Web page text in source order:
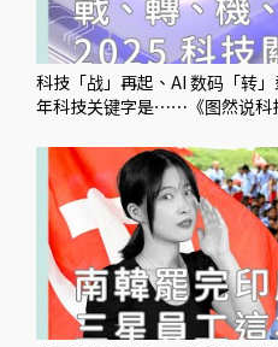
科技「战」再起、AI 数码「转
年科技关键字是⋯⋯《图然说科